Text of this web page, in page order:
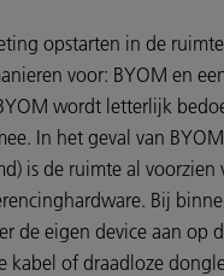
opstarten in de
voor: BYOM en
wordt letterlijk
In het geval van
is de ruimte al voorzien
Bij
de eigen device aan op
kabel of draadloze